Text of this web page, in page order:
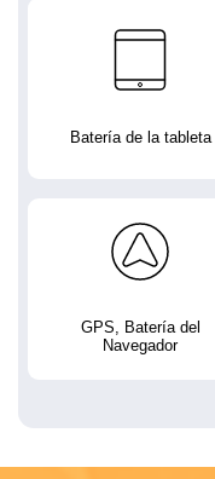
Batería de la tableta
GPS, Batería del
Navegador